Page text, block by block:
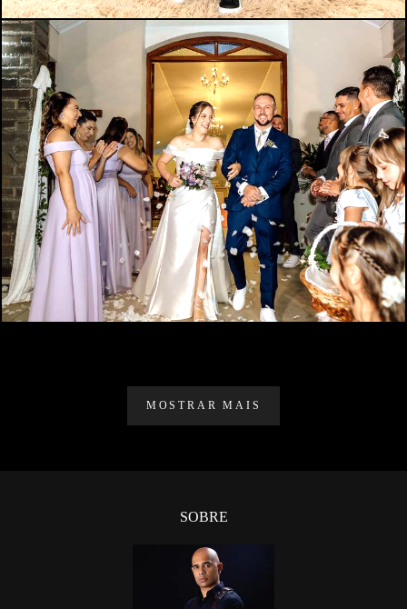
344 0
MOSTRAR MAIS
SOBRE